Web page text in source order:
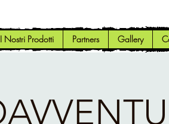
I Nostri Prodotti Partners Gallery